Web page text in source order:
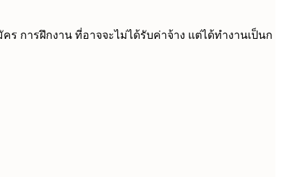
การฝึกงาน ที่อาจจะไม่ได้รับค่าจ้าง แต่ได้ทำงานเป็นก